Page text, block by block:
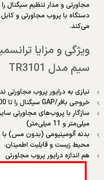
مجاورتی و مدار تنظیم سیگنال
دستگاه با پروب مجاورتی و
می‌کند.
ویژگی و مزایا
سیم مدل TR3101
نیازی به درایور پروب مجاورتی
خروجی بافر/GAP سیگنال را تا 300 متر (1000 فوت) منتقل می‌کند.
میلی‌متر و 11 میلی‌متر)
بدنه آلومینیومی (بدون مس)
محیط زیست و قابلیت اطمینان.
هم اندازه درایور پروب مجاورتی